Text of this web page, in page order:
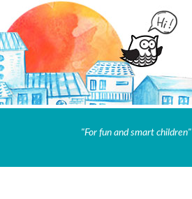
"For fun and smart children"